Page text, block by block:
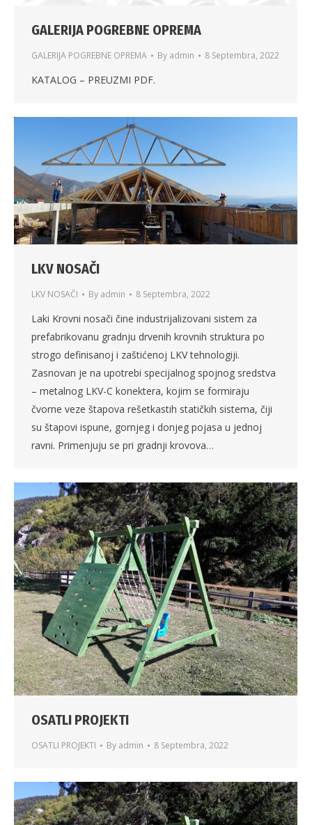
GALERIJA POGREBNE OPREMA
GALERIJA POGREBNE OPREMA By admin 8 Septembra, 2022
KATALOG – PREUZMI PDF.
LKV NOSAČI
LKV NOSAČI By admin 8 Septembra, 2022
Laki Krovni nosači čine industrijalizovani sistem za
prefabrikovanu gradnju drvenih krovnih struktura po
strogo definisanoj i zaštićenoj LKV tehnologiji.
Zasnovan je na upotrebi specijalnog spojnog sredstva
– metalnog LKV-C konektera, kojim se formiraju
čvorne veze štapova rešetkastih statičkih sistema, čiji
su štapovi ispune, gornjeg i donjeg pojasa u jednoj
ravni. Primenjuju se pri gradnji krovova…
OSATLI PROJEKTI
OSATLI PROJEKTI By admin 8 Septembra, 2022